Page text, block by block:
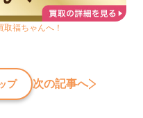
福ちゃんへ！
プ 次の記事へ